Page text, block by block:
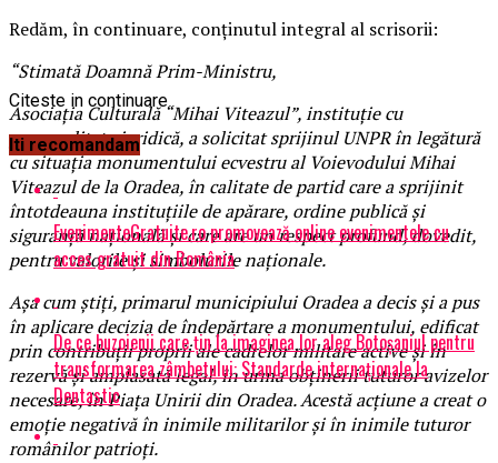
Redăm, în continuare, conținutul integral al scrisorii:
“Stimată Doamnă Prim-Ministru,
Asociația Culturală“Mihai Viteazul”, instituție cu
personalitate juridică, a solicitat sprijinul UNPR în legătură
cu situația monumentului ecvestru al Voievodului Mihai
Viteazul de la Oradea, în calitate de partid care a sprijinit
întotdeauna instituțiile de apărare, ordine publică și
siguranță națională și care are un respect profund, dovedit,
pentru valorile și simbolurile naționale.
Așa cum știți, primarul municipiului Oradea a decis și a pus
în aplicare decizia de îndepărtare a monumentului, edificat
prin contribuții proprii ale cadrelor militare active și în
rezervă și amplasată legal, în urma obținerii tuturor avizelor
necesare, în Piața Unirii din Oradea. Acestă acțiune a creat o
emoție negativă în inimile militarilor și în inimile tuturor
românilor patrioți.
Citeste in continuare
Iti recomandam
EvenimenteGratuite.ro promovează online evenimentele cu
acces gratuit din România
De ce buzoienii care țin la imaginea lor aleg Botoșaniul pentru
transformarea zâmbetului: Standarde internaționale la
Dentastic